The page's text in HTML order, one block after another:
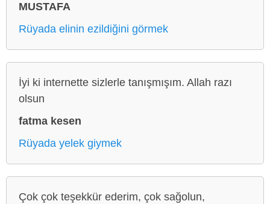
MUSTAFA
Rüyada elinin ezildiğini görmek
İyi ki internette sizlerle tanışmışım. Allah razı
olsun
fatma kesen
Rüyada yelek giymek
Çok çok teşekkür ederim, çok sağolun,